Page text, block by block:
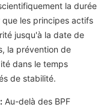
la durée
les principes actifs
jusqu'à la date de
la prévention de
dans le temps
de stabilité.
Au-delà des BPF